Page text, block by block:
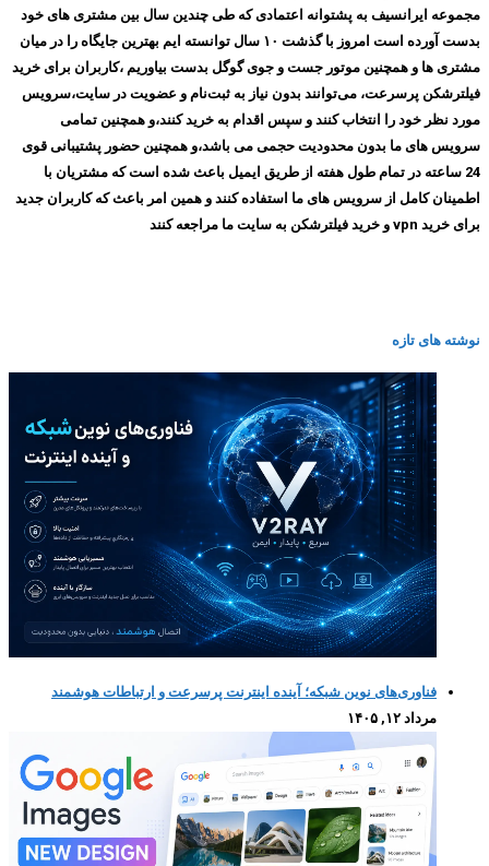
مجموعه ایرانسیف به پشتوانه اعتمادی که طی چندین سال بین مشتری های خود
بدست آورده است امروز با گذشت ۱۰ سال توانسته ایم بهترین جایگاه را در میان
مشتری ها و همچنین موتور جست و جوی گوگل بدست بیاوریم ،کاربران برای خرید
فیلترشکن پرسرعت، می‌توانند بدون نیاز به ثبت‌نام و عضویت در سایت،سرویس
مورد نظر خود را انتخاب کنند و سپس اقدام به خرید کنند،و همچنین تمامی
سرویس های ما بدون محدودیت حجمی می باشد،و همچنین حضور پشتیبانی قوی
24 ساعته در تمام طول هفته از طریق ایمیل باعث شده است که مشتریان با
اطمینان کامل از سرویس های ما استفاده کنند و همین امر باعث که کاربران جدید
برای خرید vpn و خرید فیلترشکن به سایت ما مراجعه کنند
نوشته های تازه
فناوری‌های نوین شبکه؛ آینده اینترنت پرسرعت و ارتباطات هوشمند
مرداد ۱۲, ۱۴۰۵